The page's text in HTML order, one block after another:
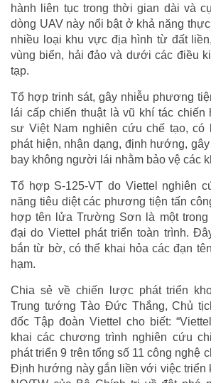
hành liên tục trong thời gian dài và
dòng UAV này nổi bật ở khả năng
nhiều loại khu vực địa hình từ đất
vùng biển, hải đảo và dưới các điều
tạp.
Tổ hợp trinh sát, gây nhiễu phương
lái cấp chiến thuật là vũ khí tác chiến
sư Việt Nam nghiên cứu chế tạo, có
phát hiện, nhận dạng, định hướng,
bay không người lái nhằm bảo vệ các
Tổ hợp S-125-VT do Viettel nghiên
năng tiêu diệt các phương tiện tấn
hợp tên lửa Trường Sơn là một
đại do Viettel phát triển toàn trình.
bắn từ bờ, có thể khai hỏa các đạn
hạm.
Chia sẻ về chiến lược phát triển
Trung tướng Tào Đức Thắng, Chủ
đốc Tập đoàn Viettel cho biết:
khai các chương trình nghiên cứu
phát triển 9 trên tổng số 11 công nghệ
Định hướng này gắn liền với việc triển